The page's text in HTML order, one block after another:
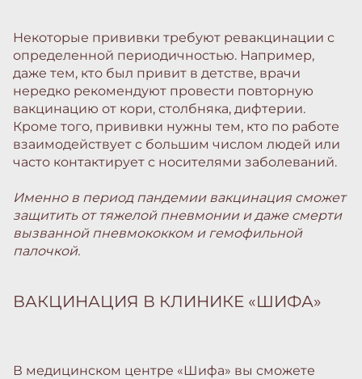
Некоторые прививки требуют ревакцинации с
определенной периодичностью. Например,
даже тем, кто был привит в детстве, врачи
нередко рекомендуют провести повторную
вакцинацию от кори, столбняка, дифтерии.
Кроме того, прививки нужны тем, кто по работе
взаимодействует с большим числом людей или
часто контактирует с носителями заболеваний.
Именно в период пандемии вакцинация сможет
защитить от тяжелой пневмонии и даже смерти
вызванной пневмококком и гемофильной
палочкой.
ВАКЦИНАЦИЯ В КЛИНИКЕ «ШИФА»
В медицинском центре «Шифа» вы сможете